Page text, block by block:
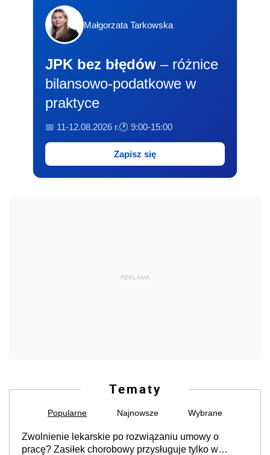
Małgorzata Tarkowska
JPK bez błędów – różnice
bilansowo-podatkowe w
praktyce
📅 11-12.08.2026 r.🕐 9:00-15:00
Zapisz się
REKLAMA
Tematy
Popularne Najnowsze Wybrane
Zwolnienie lekarskie po rozwiązaniu umowy o
pracę? Zasiłek chorobowy przysługuje tylko w